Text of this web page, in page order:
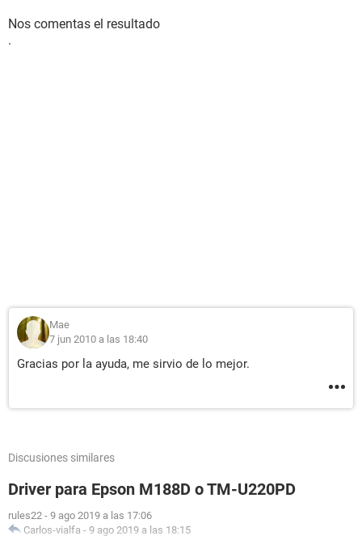
Nos comentas el resultado
.
Mae
7 jun 2010 a las 18:40
Gracias por la ayuda, me sirvio de lo mejor.
Discusiones similares
Driver para Epson M188D o TM-U220PD
rules22 - 9 ago 2019 a las 17:06
Carlos-vialfa - 9 ago 2019 a las 18:15